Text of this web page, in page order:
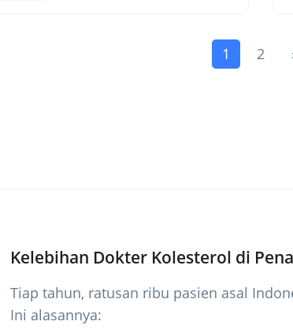
1 (current)
2
Kelebihan Dokter Kolesterol di
Tiap tahun, ratusan ribu pasien asal
Ini alasannya: